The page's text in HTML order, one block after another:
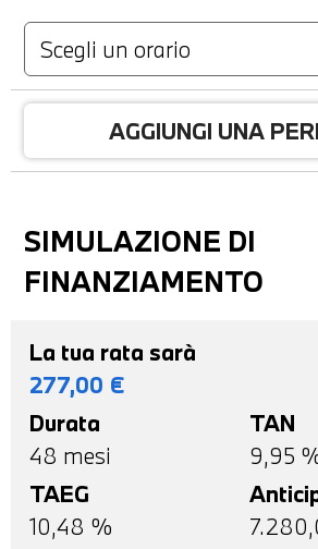
AGGIUNGI UNA
SIMULAZIONE DI
FINANZIAMENTO
La tua rata sarà
277,00 €
Durata
48 mesi
TAN
9,95
TAEG
10,48 %